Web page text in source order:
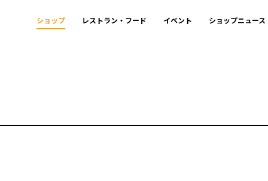
ショップ レストラン・フード イベント ショップニュース